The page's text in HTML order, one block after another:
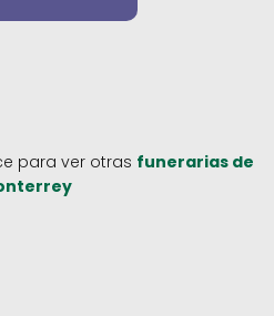
para ver otras funerarias de